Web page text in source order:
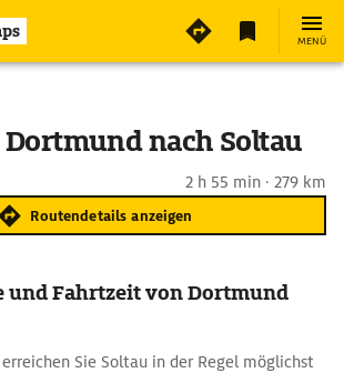
MENÜ
nach Soltau
2 h 55 min · 279 km
Routendetails anzeigen
und Fahrtzeit von Dortmund
Sie Soltau in der Regel möglichst